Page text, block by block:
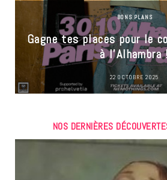
BONS PLANS
Gagne tes places pour le
à l’Alhambra !
22 OCTOBRE 2025
NOS DERNIÈRES